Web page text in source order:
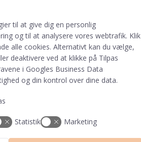
til at give dig en personlig
og til at analysere vores webtrafik. Klik
alle cookies. Alternativt kan du vælge,
deaktivere ved at klikke på Tilpas
i Googles Business Data
og din kontrol over dine data.
Statistik Marketing